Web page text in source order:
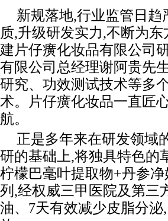
新规落地,行业监管日
质,升级研发实力,不断为
建片仔癀化妆品有限公司
有限公司总经理谢阿贵先
研究、功效测试技术等多
术。片仔癀化妆品一直匠
航。
正是多年来在研发领域
研的基础上,将独具特色的
柠檬巴毫叶提取物+丹参
列,经权威三甲医院及第三
油、7天有效减少皮脂分